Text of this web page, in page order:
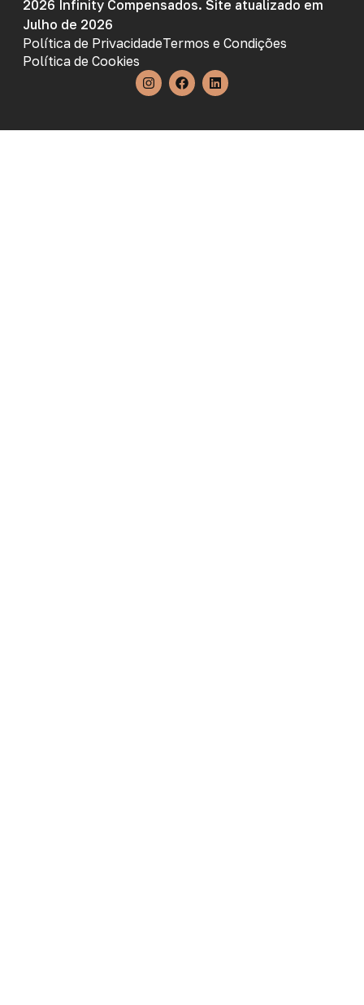
2026 Infinity Compensados. Site atualizado em
Julho de 2026
Política de PrivacidadeTermos e Condições
Política de Cookies